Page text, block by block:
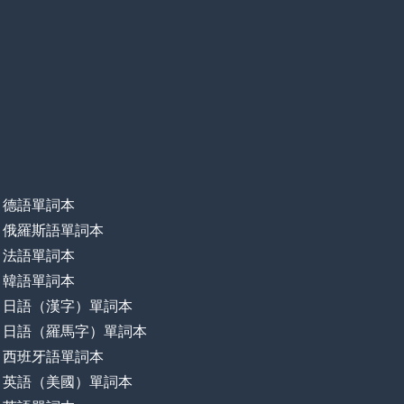
德語單詞本
俄羅斯語單詞本
法語單詞本
韓語單詞本
日語（漢字）單詞本
日語（羅馬字）單詞本
西班牙語單詞本
英語（美國）單詞本